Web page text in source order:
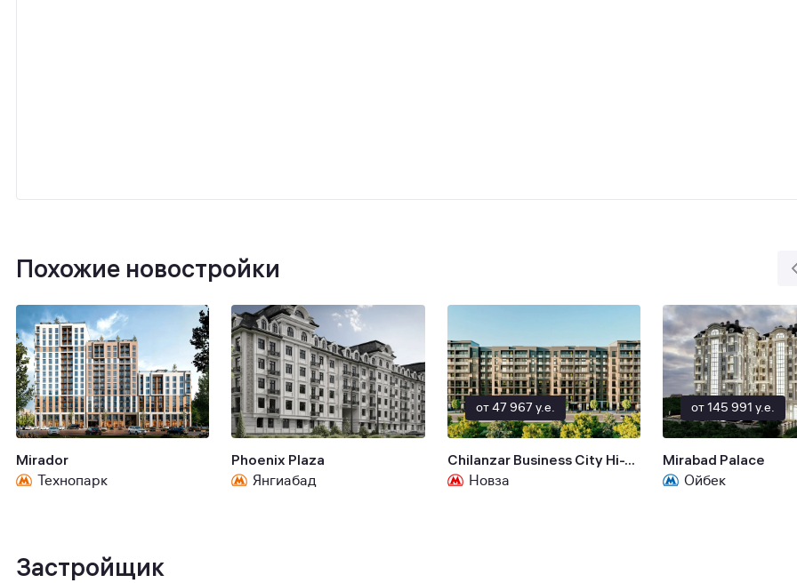
Похожие новостройки
Mirador
Технопарк
Phoenix Plaza
Янгиабад
от 47 967 y.e.
Chilanzar Business City Hi-Tech
Новза
от 145 991 y.e.
Mirabad Palace
Ойбек
Застройщик